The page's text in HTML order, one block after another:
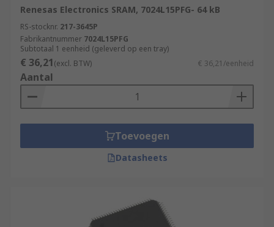
Renesas Electronics SRAM, 7024L15PFG- 64 kB
RS-stocknr. 217-3645P
Fabrikantnummer 7024L15PFG
Subtotaal 1 eenheid (geleverd op een tray)
€ 36,21(excl. BTW) € 36,21/eenheid
Aantal
Toevoegen
Datasheets